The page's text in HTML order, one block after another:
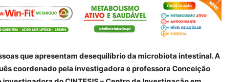
que apresentam desequilíbrio da microbiota intestinal. A
coordenado pela investigadora e professora Conceição